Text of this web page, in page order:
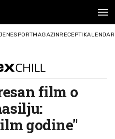
SPORTMAGAZINRECEPTIKALENDAR
film o
godine"